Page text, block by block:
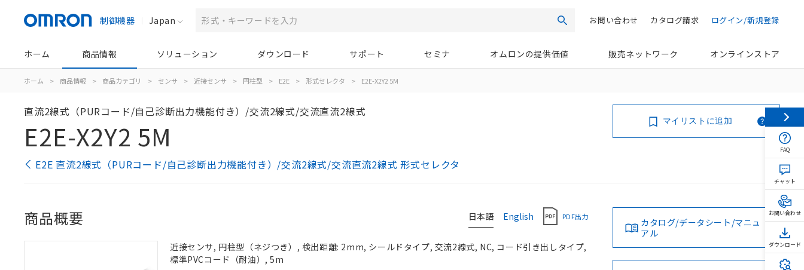
制御機器 Japan 検索 ログイン/新規登録
カタログ請求
お問い合わせ
ホーム 商品情報 ソリューション ダウンロード サポート セミナ オムロンの提供価値 販売ネットワーク オンラインストア
ホーム > 商品情報 > 商品カテゴリ > センサ > 近接センサ > 円柱型 > E2E > 形式セレクタ > E2E-X2Y2 5M
直流2線式（PURコード/自己診断出力機能付き）/交流2線式/交流直流2線式
E2E-X2Y2 5M
E2E 直流2線式（PURコード/自己診断出力機能付き）/交流2線式/交流直流2線式 形式セレクタ
マイリストに追加
日本語 English PDF出力
商品概要
近接センサ, 円柱型（ネジつき）, 検出距離: 2mm, シールドタイプ, 交流2線式, NC, コード引き出しタイプ,
標準PVCコード（耐油）, 5m
カタログ/データシート/マニュ
アル
FAQ
チャット
お問い合わせ
ダウンロード